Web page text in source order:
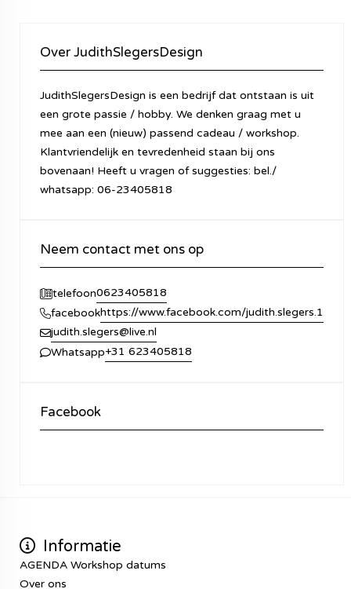
Over JudithSlegersDesign
JudithSlegersDesign is een bedrijf dat ontstaan is uit
een grote passie / hobby. We denken graag met u
mee aan een (nieuw) passend cadeau / workshop.
Klantvriendelijk en tevredenheid staan bij ons
bovenaan! Heeft u vragen of suggesties: bel./
whatsapp: 06-23405818
Neem contact met ons op
telefoon0623405818
facebookhttps://www.facebook.com/judith.slegers.1
judith.slegers@live.nl
Whatsapp+31 623405818
Facebook
Informatie
AGENDA Workshop datums
Over ons